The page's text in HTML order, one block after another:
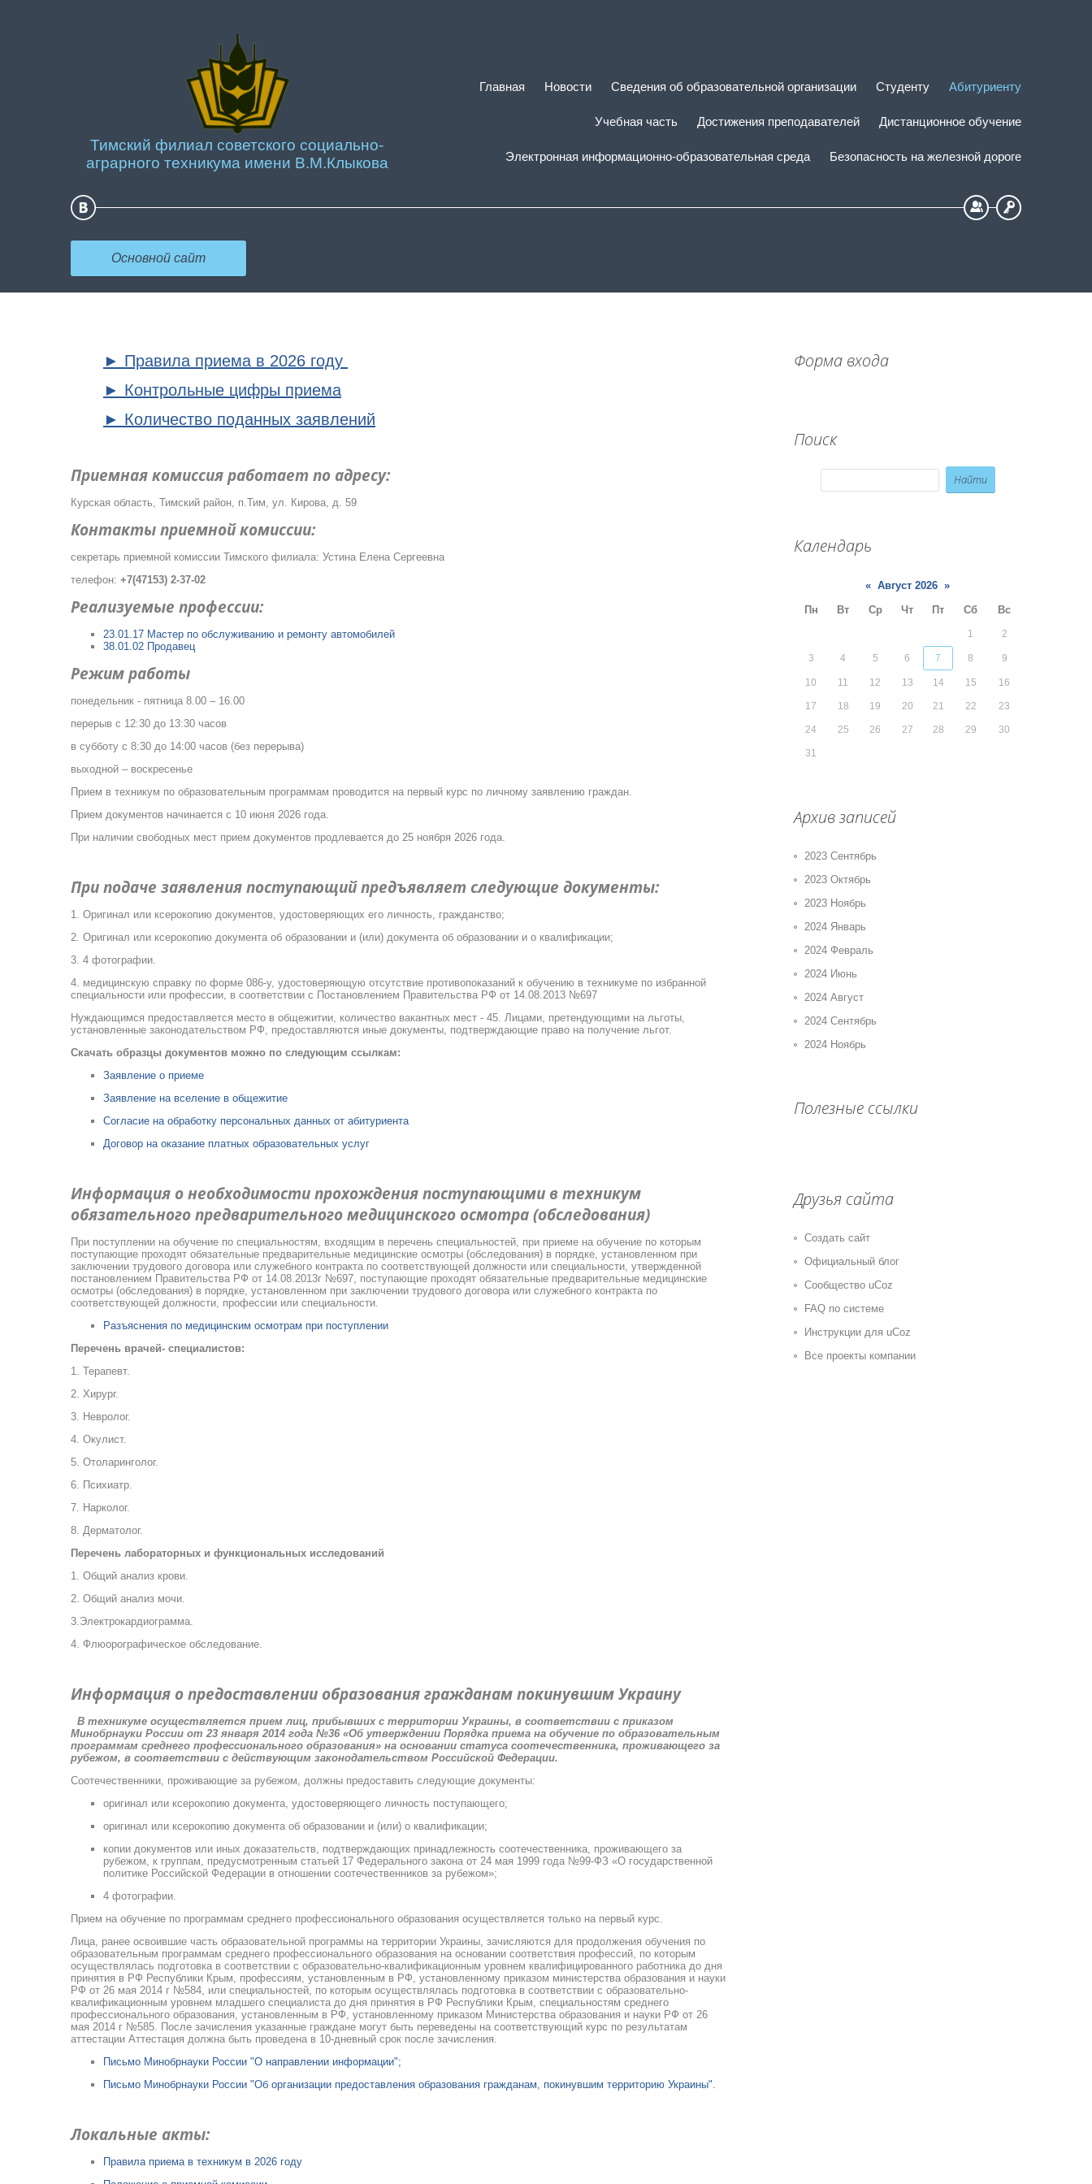
Тимский филиал советского социально-
аграрного техникума имени В.М.Клыкова
Главная Новости Сведения об образовательной организации Студенту Абитуриенту
Учебная часть Достижения преподавателей Дистанционное обучение
Электронная информационно-образовательная среда Безопасность на железной дороге
Регистрация
Основной сайт
► Правила приема в 2026 году
► Контрольные цифры приема
► Количество поданных заявлений
Приемная комиссия работает по адресу:
Курская область, Тимский район, п.Тим, ул. Кирова, д. 59
Контакты приемной комиссии:
секретарь приемной комиссии Тимского филиала: Устина Елена Сергеевна
телефон: +7(47153) 2-37-02
Реализуемые профессии:
23.01.17 Мастер по обслуживанию и ремонту автомобилей
38.01.02 Продавец
Режим работы
понедельник - пятница 8.00 – 16.00
перерыв с 12:30 до 13:30 часов
в субботу с 8:30 до 14:00 часов (без перерыва)
выходной – воскресенье
Прием в техникум по образовательным программам проводится на первый курс по личному заявлению граждан.
Прием документов начинается с 10 июня 2026 года.
При наличии свободных мест прием документов продлевается до 25 ноября 2026 года.
При подаче заявления поступающий предъявляет следующие документы:
1. Оригинал или ксерокопию документов, удостоверяющих его личность, гражданство;
2. Оригинал или ксерокопию документа об образовании и (или) документа об образовании и о квалификации;
3. 4 фотографии.
4. медицинскую справку по форме 086-у, удостоверяющую отсутствие противопоказаний к обучению в техникуме по избранной
специальности или профессии, в соответствии с Постановлением Правительства РФ от 14.08.2013 №697
Нуждающимся предоставляется место в общежитии, количество вакантных мест - 45. Лицами, претендующими на льготы,
установленные законодательством РФ, предоставляются иные документы, подтверждающие право на получение льгот.
Скачать образцы документов можно по следующим ссылкам:
Заявление о приеме
Заявление на вселение в общежитие
Согласие на обработку персональных данных от абитуриента
Договор на оказание платных образовательных услуг
Информация о необходимости прохождения поступающими в техникум
обязательного предварительного медицинского осмотра (обследования)
При поступлении на обучение по специальностям, входящим в перечень специальностей, при приеме на обучение по которым
поступающие проходят обязательные предварительные медицинские осмотры (обследования) в порядке, установленном при
заключении трудового договора или служебного контракта по соответствующей должности или специальности, утвержденной
постановлением Правительства РФ от 14.08.2013г №697, поступающие проходят обязательные предварительные медицинские
осмотры (обследования) в порядке, установленном при заключении трудового договора или служебного контракта по
соответствующей должности, профессии или специальности.
Разъяснения по медицинским осмотрам при поступлении
Перечень врачей- специалистов:
1. Терапевт.
2. Хирург.
3. Невролог.
4. Окулист.
5. Отоларинголог.
6. Психиатр.
7. Нарколог.
8. Дерматолог.
Перечень лабораторных и функциональных исследований
1. Общий анализ крови.
2. Общий анализ мочи.
3.Электрокардиограмма.
4. Флюорографическое обследование.
Информация о предоставлении образования гражданам покинувшим Украину
В техникуме осуществляется прием лиц, прибывших с территории Украины, в соответствии с приказом
Минобрнауки России от 23 января 2014 года №36 «Об утверждении Порядка приема на обучение по образовательным
программам среднего профессионального образования» на основании статуса соотечественника, проживающего за
рубежом, в соответствии с действующим законодательством Российской Федерации.
Соотечественники, проживающие за рубежом, должны предоставить следующие документы:
оригинал или ксерокопию документа, удостоверяющего личность поступающего;
оригинал или ксерокопию документа об образовании и (или) о квалификации;
копии документов или иных доказательств, подтверждающих принадлежность соотечественника, проживающего за
рубежом, к группам, предусмотренным статьей 17 Федерального закона от 24 мая 1999 года №99-ФЗ «О государственной
политике Российской Федерации в отношении соотечественников за рубежом»;
4 фотографии.
Прием на обучение по программам среднего профессионального образования осуществляется только на первый курс.
Лица, ранее освоившие часть образовательной программы на территории Украины, зачисляются для продолжения обучения по
образовательным программам среднего профессионального образования на основании соответствия профессий, по которым
осуществлялась подготовка в соответствии с образовательно-квалификационным уровнем квалифицированного работника до дня
принятия в РФ Республики Крым, профессиям, установленным в РФ, установленному приказом министерства образования и науки
РФ от 26 мая 2014 г №584, или специальностей, по которым осуществлялась подготовка в соответствии с образовательно-
квалификационным уровнем младшего специалиста до дня принятия в РФ Республики Крым, специальностям среднего
профессионального образования, установленным в РФ, установленному приказом Министерства образования и науки РФ от 26
мая 2014 г №585. После зачисления указанные граждане могут быть переведены на соответствующий курс по результатам
аттестации Аттестация должна быть проведена в 10-дневный срок после зачисления.
Письмо Минобрнауки России "О направлении информации";
Письмо Минобрнауки России "Об организации предоставления образования гражданам, покинувшим территорию Украины".
Локальные акты:
Правила приема в техникум в 2026 году
Форма входа
Поиск
Календарь
« Август 2026 »
Пн
Вт Ср Чт Пт Сб Вс
1 2
3 4 5 6 7 8 9
10 11 12 13 14 15 16
17 18 19 20 21 22 23
24 25 26 27 28 29 30
31
Архив записей
2023 Сентябрь
2023 Октябрь
2023 Ноябрь
2024 Январь
2024 Февраль
2024 Июнь
2024 Август
2024 Сентябрь
2024 Ноябрь
Полезные ссылки
Друзья сайта
Создать сайт
Официальный блог
Сообщество uCoz
FAQ по системе
Инструкции для uCoz
Все проекты компании